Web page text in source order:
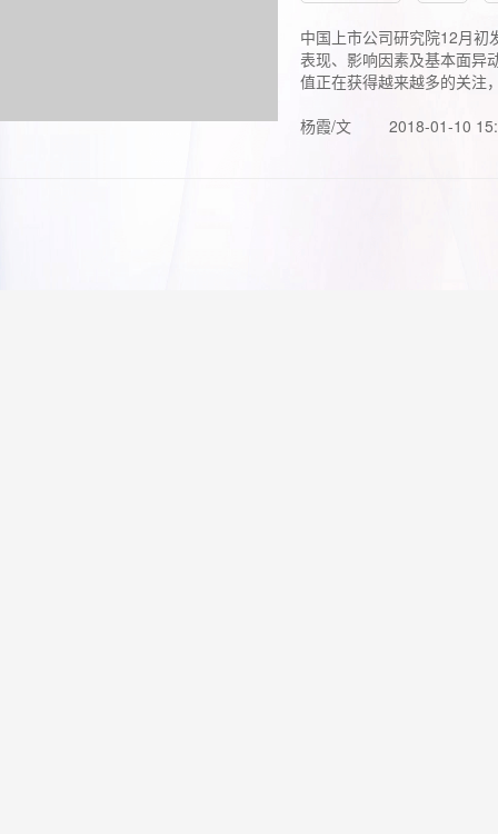
中国上市公司研究院12月初
表现、影响因素及基本面异
值正在获得越来越多的关注
杨霞/文
2018-01-10